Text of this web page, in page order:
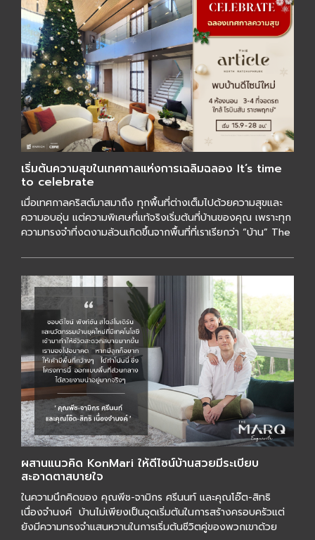
เริ่มต้นความสุขในเทศกาลแห่งการเฉลิมฉลอง It’s time
to celebrate
เมื่อเทศกาลคริสต์มาสมาถึง ทุกพื้นที่ต่างเต็มไปด้วยความสุขและ
ความอบอุ่น แต่ความพิเศษที่แท้จริงเริ่มต้นที่บ้านของคุณ เพราะทุก
ความทรงจำที่งดงามล้วนเกิดขึ้นจากพื้นที่ที่เราเรียกว่า “บ้าน” The
ผสานแนวคิด KonMari ให้ดีไซน์บ้านสวยมีระเบียบ
สะอาดตาสบายใจ
ในความนึกคิดของ คุณพีช-จามิกร ศรีนนท์ และคุณโอ๊ต-สิทธิ
เนื่องจำนงค์ บ้านไม่เพียงเป็นจุดเริ่มต้นในการสร้างครอบครัวแต่
ยังมีความทรงจำแสนหวานในการเริ่มต้นชีวิตคู่ของพวกเขาด้วย